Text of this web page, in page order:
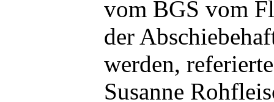
vom BGS vom
der
werden,
Susanne